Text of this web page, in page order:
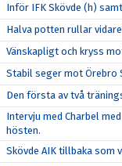
Inför IFK Skövde (h)
Halva potten rullar
Vänskapligt och kryss
Stabil seger mot Örebro
Den första av två
Intervju med Charbel
hösten.
Skövde AIK tillbaka som